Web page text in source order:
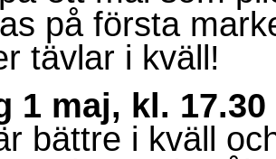
på första
tävlar i kväll!
1 maj, kl. 17.30
bättre i kväll